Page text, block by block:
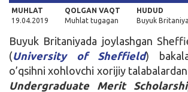
MUHLAT
19.04.2019
QOLGAN VAQT
Muhlat tugagan
HUDUD
Buyuk Britaniya
Buyuk Britaniyada joylashgan
(University of Sheffield)
o’qsihni xohlovchi xorijiy talabalardan
Undergraduate Merit